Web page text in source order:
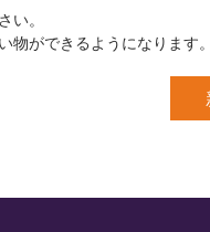
。
ができるようになります。